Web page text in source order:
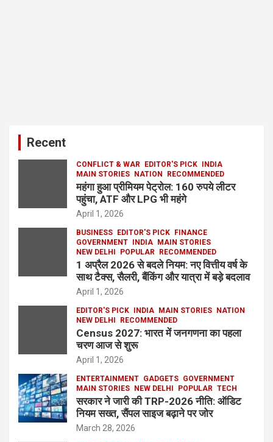
Recent
CONFLICT & WAR EDITOR'S PICK
INDIA
MAIN STORIES
NATION RECOMMENDED
महंगा हुआ प्रीमियम पेट्रोल: 160 रुपये लीटर
पहुंचा, ATF और LPG भी महंगे
April 1, 2026
BUSINESS EDITOR'S PICK
FINANCE
GOVERNMENT
INDIA
MAIN STORIES
NEW DELHI
POPULAR RECOMMENDED
1 अप्रैल 2026 से बदले नियम: नए वित्तीय वर्ष के
साथ टैक्स, सैलरी, बैंकिंग और यात्रा में बड़े बदलाव
April 1, 2026
EDITOR'S PICK INDIA MAIN STORIES
NATION
NEW DELHI
RECOMMENDED
Census 2027: भारत में जनगणना का पहला
चरण आज से शुरू
April 1, 2026
ENTERTAINMENT GADGETS GOVERNMENT
MAIN STORIES
NEW DELHI POPULAR TECH
सरकार ने जारी की TRP-2026 नीति: ऑडिट
नियम सख्त, सैंपल साइज बढ़ाने पर जोर
March 28, 2026